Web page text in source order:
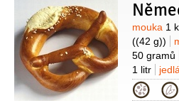
mouka 1
((42 g))
50 gramů
1 litr
(na